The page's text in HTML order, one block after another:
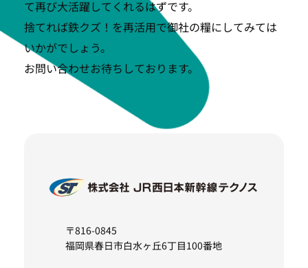
て再び大活躍してくれるはずです。
捨てれば鉄クズ！を再活用で御社の糧にしてみては
いかがでしょう。
お問い合わせお待ちしております。
〒816-0845
福岡県春日市白水ヶ丘6丁目100番地